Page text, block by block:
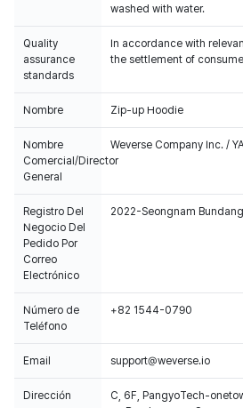
washed with water.
Quality
assurance
standards
In accordance with
the settlement of
Nombre Zip-up Hoodie
Nombre
Comercial/Director
General
Weverse Company Inc. /
Registro Del
Negocio Del
Pedido Por
Correo
Electrónico
2022-Seongnam
Número de
Teléfono
+82 1544-0790
Email support@weverse.io
Dirección
C, 6F, PangyoTech-